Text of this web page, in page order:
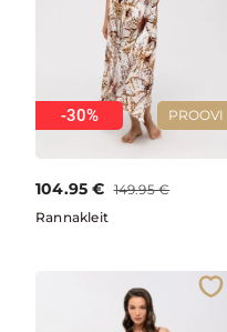
PROOVI
-30%
104.95 € 149.95 €
Rannakleit